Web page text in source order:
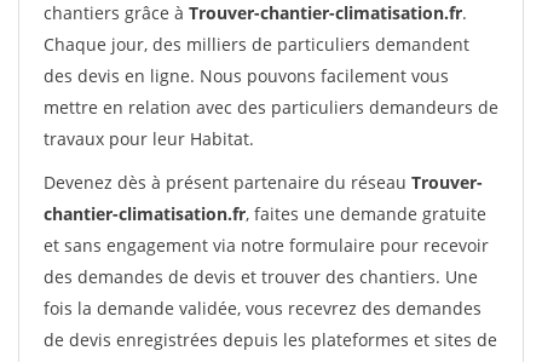
chantiers grâce à Trouver-chantier-climatisation.fr.
Chaque jour, des milliers de particuliers demandent
des devis en ligne. Nous pouvons facilement vous
mettre en relation avec des particuliers demandeurs de
travaux pour leur Habitat.
Devenez dès à présent partenaire du réseau Trouver-
chantier-climatisation.fr, faites une demande gratuite
et sans engagement via notre formulaire pour recevoir
des demandes de devis et trouver des chantiers. Une
fois la demande validée, vous recevrez des demandes
de devis enregistrées depuis les plateformes et sites de